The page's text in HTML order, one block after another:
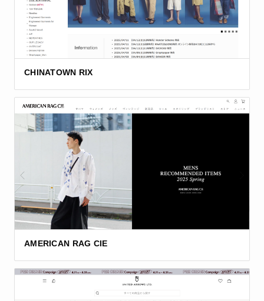
CHINATOWN RIX
AMERICAN RAG CIE